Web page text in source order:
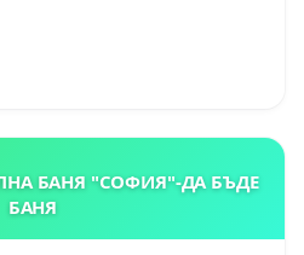
БАНЯ "СОФИЯ"-ДА БЪДЕ
БАНЯ